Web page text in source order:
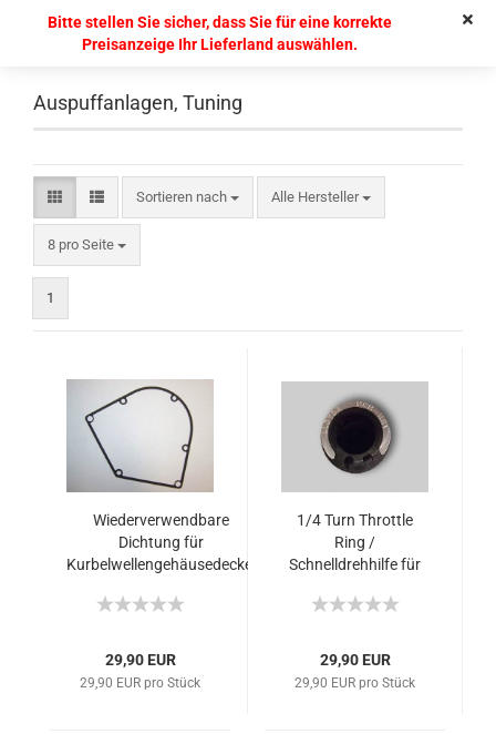
Bitte stellen Sie sicher, dass Sie für eine korrekte
Preisanzeige Ihr Lieferland auswählen.
Auspuffanlagen, Tuning
Sortieren nach Alle Hersteller
8 pro Seite
1
Wiederverwendbare
Dichtung für
Kurbelwellengehäusedeckel
29,90 EUR
29,90 EUR pro Stück
1/4 Turn Throttle
Ring /
Schnelldrehhilfe für
29,90 EUR
29,90 EUR pro Stück